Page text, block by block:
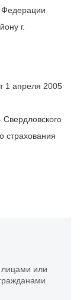
Федерации
г.
1 апреля 2005
страхования
или